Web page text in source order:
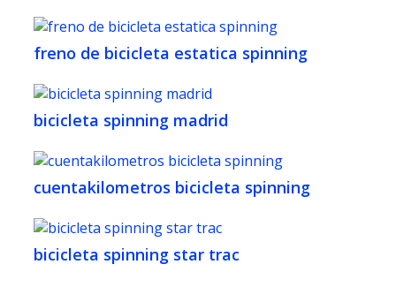
freno de bicicleta estatica spinning
bicicleta spinning madrid
cuentakilometros bicicleta spinning
bicicleta spinning star trac